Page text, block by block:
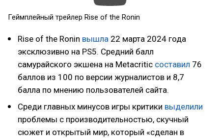
Геймплейный трейлер Rise of the Ronin
Rise of the Ronin вышла 22 марта 2024 года
эксклюзивно на PS5. Средний балл
самурайского экшена на Metacritic составил 76
баллов из 100 по версии журналистов и 8,7
балла по мнению пользователей сайта.
Среди главных минусов игры критики выделили
проблемы с производительностью, скучный
сюжет и открытый мир, который «сделан в